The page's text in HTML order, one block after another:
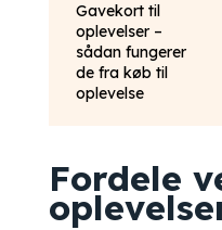
Gavekort til
oplevelser –
sådan fungerer
de fra køb til
oplevelse
Fordele